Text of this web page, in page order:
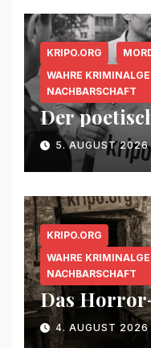
KRIPO.ORG
WAHRE
NACHBARSCHAFT
Der
5. AUGUST 2026
KRIPO.ORG
WAHRE
NACHBARSCHAFT
Das
4. AUGUST 2026